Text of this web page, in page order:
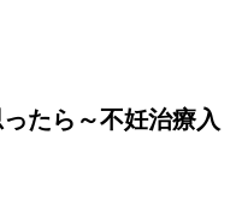
たら～不妊治療入